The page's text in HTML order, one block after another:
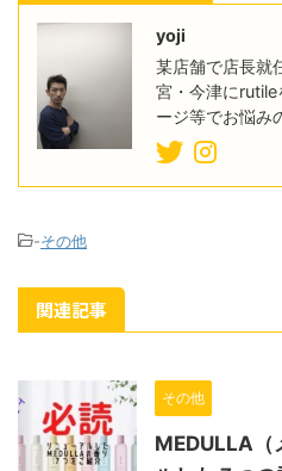
yoji
某店舗で店長就
宮・今津にrutile
ージ等でお悩み
-その他
関連記事
その他
MEDULLA（